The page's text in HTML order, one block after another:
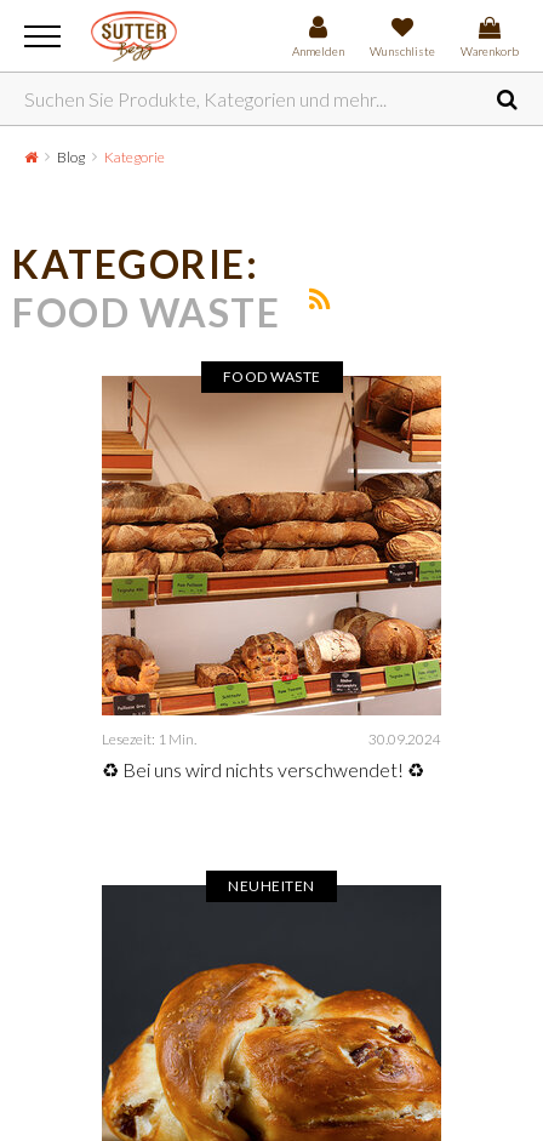
Anmelden Wunschliste Warenkorb
Blog Kategorie
KATEGORIE:
FOOD WASTE
FOOD WASTE
Lesezeit: 1 Min. 30.09.2024
♻️ Bei uns wird nichts verschwendet! ♻️
NEUHEITEN